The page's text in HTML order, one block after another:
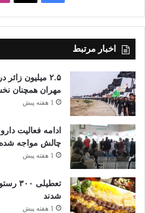
اخبار مرتبط
۲.۵ میلیون
مهران همچنان
1 هفته پیش
ادامه فعالیت
چالش مواجه
1 هفته پیش
شدند
1 هفته پیش